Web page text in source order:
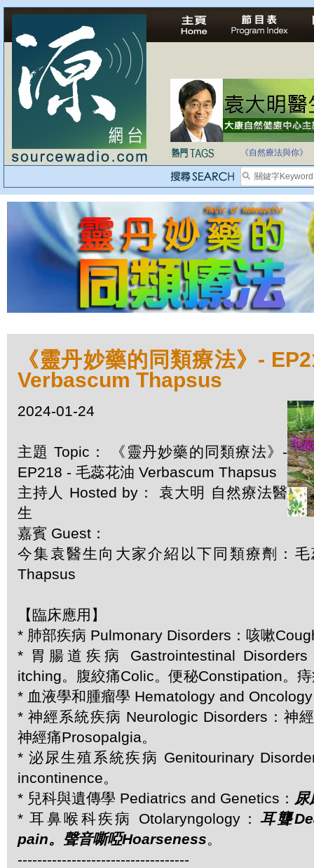
法治社會並不等同
自家教育合法化-
《自然療法與你》
《靈丹妙藥的同類療法》-
Verbascum Thapsus
2024-01-24
主題 Topic： 《靈丹妙藥的同類療法》-
EP218 - 毛蕊花油 Verbascum Thapsus
主持人 Hosted by： 袁大明 自然療法醫
生
嘉賓 Guest：
今集袁醫生向大家介紹以下同類療劑：毛
Thapsus
【臨床應用】
* 肺部疾病 Pulmonary Disorders：咳嗽
* 胃腸道疾病 Gastrointestinal
itching。腹絞痛Colic。便秘Constipation。
* 血液學和腫瘤學 Hematology and
* 神經系統疾病 Neurologic Disorders：神
神經痛Prosopalgia。
* 泌尿生殖系統疾病 Genitourinary
incontinence。
* 兒科與遺傳學 Pediatrics and Genetics：
* 耳鼻喉科疾病 Otolaryngology： 耳聾
pain。聲音嘶啞Hoarseness。
-----------------------------------